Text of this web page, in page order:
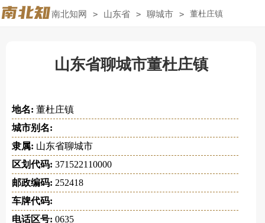
南北知网 > 山东省 > 聊城市 > 董杜庄镇
山东省聊城市董杜庄镇
地名: 董杜庄镇
城市别名:
隶属: 山东省聊城市
区划代码: 371522110000
邮政编码: 252418
车牌代码:
电话区号: 0635